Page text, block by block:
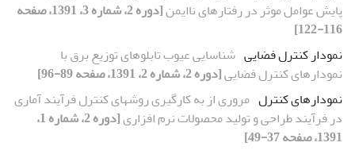
پایش عوامل موثر در رفتارهای ناایمن
[دوره 2، شماره 3، 1391، صفحه
116-122]
نمودار کنترل فضایی شناسایی عیوب تابلوهای توزیع برق با
نمودارهای کنترل فضایی[دوره 2، شماره 2، 1391، صفحه 89-96]
نمودارهای کنترل مروری از به کارگیری روش‏های کنترل فرآیند آماری
در فرآیند طراحی و تولید محصولات نرم افزاری
[دوره 2، شماره 1،
1391، صفحه 37-49]